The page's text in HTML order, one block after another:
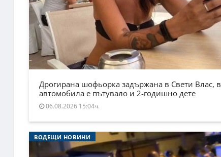
Дрогирана шофьорка задържана в Свети Влас, в
автомобила е пътувало и 2-годишно дете
06.08.2026 15:04ч.
ВОДЕЩИ НОВИНИ